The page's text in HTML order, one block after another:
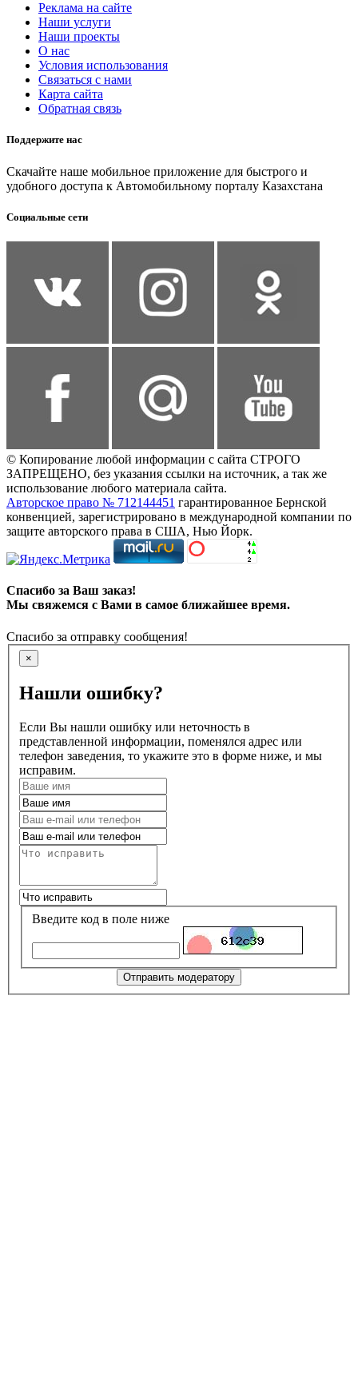
Реклама на сайте
Наши услуги
Наши проекты
О нас
Условия использования
Связаться с нами
Карта сайта
Обратная связь
Поддержите нас
Скачайте наше мобильное приложение для быстрого и
удобного доступа к Автомобильному порталу Казахстана
Социальные сети
© Копирование любой информации с сайта СТРОГО
ЗАПРЕЩЕНО, без указания ссылки на источник, а так же
использование любого материала сайта.
Авторское право № 712144451 гарантированное Бернской
конвенцией, зарегистрировано в международной компании по
защите авторского права в США, Нью Йорк.
Спасибо за Ваш заказ!
Мы свяжемся с Вами в самое ближайшее время.
Спасибо за отправку сообщения!
×
Нашли ошибку?
Если Вы нашли ошибку или неточность в
представленной информации, поменялся адрес или
телефон заведения, то укажите это в форме ниже, и мы
исправим.
Введите код в поле ниже
Отправить модератору